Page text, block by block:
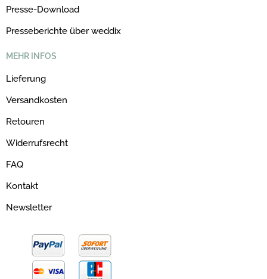
Presse-Download
Presseberichte über weddix
MEHR INFOS
Lieferung
Versandkosten
Retouren
Widerrufsrecht
FAQ
Kontakt
Newsletter